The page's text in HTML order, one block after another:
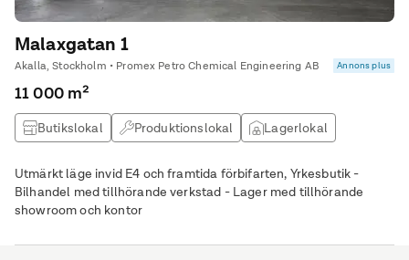
Malaxgatan 1
Akalla, Stockholm • Promex Petro Chemical Engineering AB Annons plus
11 000 m²
Butikslokal Produktionslokal
Lagerlokal
Utmärkt läge invid E4 och framtida förbifarten, Yrkesbutik -
Bilhandel med tillhörande verkstad - Lager med tillhörande
showroom och kontor